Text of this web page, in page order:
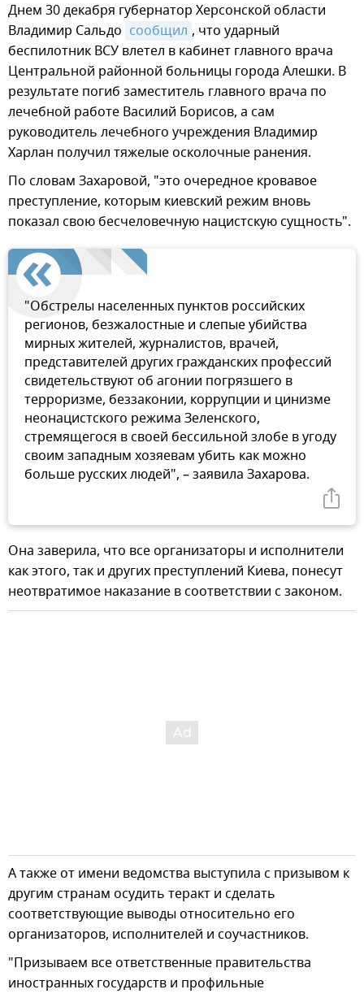
Днем 30 декабря губернатор Херсонской области
Владимир Сальдо сообщил , что ударный
беспилотник ВСУ влетел в кабинет главного врача
Центральной районной больницы города Алешки. В
результате погиб заместитель главного врача по
лечебной работе Василий Борисов, а сам
руководитель лечебного учреждения Владимир
Харлан получил тяжелые осколочные ранения.
По словам Захаровой, "это очередное кровавое
преступление, которым киевский режим вновь
показал свою бесчеловечную нацистскую сущность".
"Обстрелы населенных пунктов российских
регионов, безжалостные и слепые убийства
мирных жителей, журналистов, врачей,
представителей других гражданских профессий
свидетельствуют об агонии погрязшего в
терроризме, беззаконии, коррупции и цинизме
неонацистского режима Зеленского,
стремящегося в своей бессильной злобе в угоду
своим западным хозяевам убить как можно
больше русских людей", – заявила Захарова.
Она заверила, что все организаторы и исполнители
как этого, так и других преступлений Киева, понесут
неотвратимое наказание в соответствии с законом.
А также от имени ведомства выступила с призывом к
другим странам осудить теракт и сделать
соответствующие выводы относительно его
организаторов, исполнителей и соучастников.
"Призываем все ответственные правительства
иностранных государств и профильные